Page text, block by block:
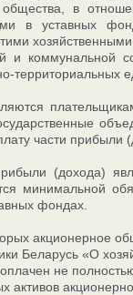
общества, в
в уставных
и коммунальной
территориальных
части прибыли
(дохода)
минимальной
фондах.
акционерное
Беларусь «О
не
активов